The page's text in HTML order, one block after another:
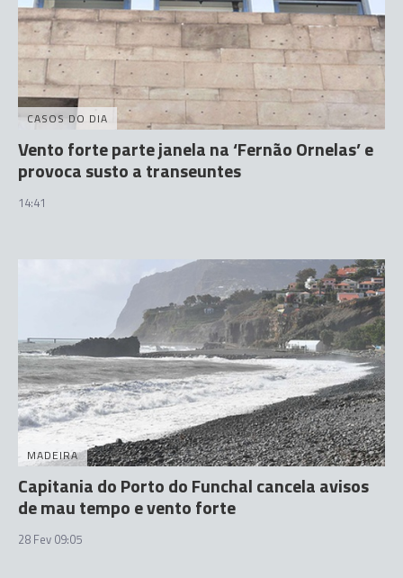
CASOS DO DIA
Vento forte parte janela na ‘Fernão Ornelas’ e
provoca susto a transeuntes
14:41
MADEIRA
Capitania do Porto do Funchal cancela avisos
de mau tempo e vento forte
28 Fev 09:05